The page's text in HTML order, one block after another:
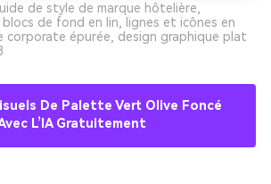
de style de marque hôtelière,
de fond en lin, lignes et icônes en
corporate épurée, design graphique plat
De Palette Vert Olive Foncé
L’IA Gratuitement